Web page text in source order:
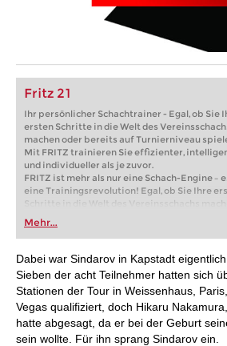
Fritz 21
Ihr persönlicher Schachtrainer - Egal, ob Sie
ersten Schritte in die Welt des
machen oder bereits auf Turnierniveau
Mit FRITZ trainieren Sie effizienter,
und individueller als je zuvor.
FRITZ ist mehr als nur eine Schach-Engine –
eine Trainingsrevolution! Egal, ob Sie Ihre
Schritte in die Welt des Vereinsschachs
oder bereits auf Turnierniveau spielen: Mit
FRITZ trainieren Sie effizienter, intelligenter
individueller als je zuvor.
Mehr...
Dabei war Sindarov in Kapstadt
Sieben der acht Teilnehmer hatten sich
Stationen der Tour in Weissenhaus,
Vegas qualifiziert, doch Hikaru
hatte abgesagt, da er bei der Geburt
sein wollte. Für ihn sprang Sindarov ein.